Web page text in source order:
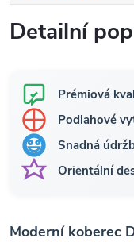
Detailní
Prémiová
Podlahové
Snadná
Orientální
Moderní koberec